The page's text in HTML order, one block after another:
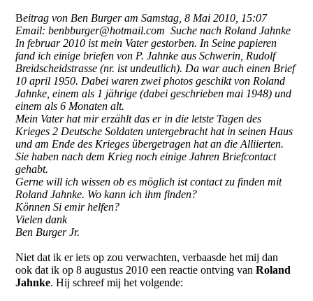
Beitrag von Ben Burger am Samstag, 8 Mai 2010, 15:07
Email: benbburger@hotmail.com Suche nach Roland Jahnke
In februar 2010 ist mein Vater gestorben. In Seine papieren
fand ich einige briefen von P. Jahnke aus Schwerin, Rudolf
Breidscheidstrasse (nr. ist undeutlich). Da war auch einen Brief
10 april 1950. Dabei waren zwei photos geschikt von Roland
Jahnke, einem als 1 jährige (dabei geschrieben mai 1948) und
einem als 6 Monaten alt.
Mein Vater hat mir erzählt das er in die letste Tagen des
Krieges 2 Deutsche Soldaten untergebracht hat in seinen Haus
und am Ende des Krieges übergetragen hat an die Alliierten.
Sie haben nach dem Krieg noch einige Jahren Briefcontact
gehabt.
Gerne will ich wissen ob es möglich ist contact zu finden mit
Roland Jahnke. Wo kann ich ihm finden?
Können Si emir helfen?
Vielen dank
Ben Burger Jr.
Niet dat ik er iets op zou verwachten, verbaasde het mij dan
ook dat ik op 8 augustus 2010 een reactie ontving vanRoland
Jahnke. Hij schreef mij het volgende: